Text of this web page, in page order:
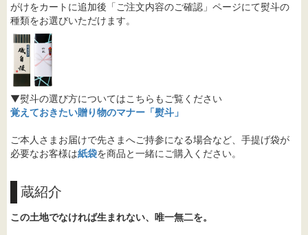
がけをカートに追加後「ご注文内容のご確認」ページにて熨斗の
種類をお選びいただけます。
▼熨斗の選び方についてはこちらもご覧ください
覚えておきたい贈り物のマナー「熨斗」
ご本人さまお届けで先さまへご持参になる場合など、手提げ袋が
必要なお客様は紙袋を商品と一緒にご購入ください。
蔵紹介
この土地でなければ生まれない、唯一無二を。